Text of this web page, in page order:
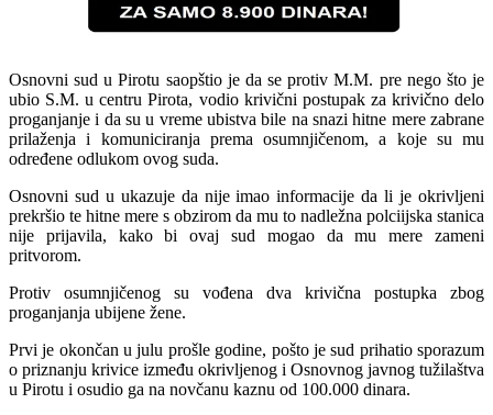
Osnovni sud u Pirotu saopštio je da se protiv M.M. pre nego što je
ubio S.M. u centru Pirota, vodio krivični postupak za krivično delo
proganjanje i da su u vreme ubistva bile na snazi hitne mere zabrane
prilaženja i komuniciranja prema osumnjičenom, a koje su mu
određene odlukom ovog suda.
Osnovni sud u ukazuje da nije imao informacije da li je okrivljeni
prekršio te hitne mere s obzirom da mu to nadležna polciijska stanica
nije prijavila, kako bi ovaj sud mogao da mu mere zameni
pritvorom.
Protiv osumnjičenog su vođena dva krivična postupka zbog
proganjanja ubijene žene.
Prvi je okončan u julu prošle godine, pošto je sud prihatio sporazum
o priznanju krivice između okrivljenog i Osnovnog javnog tužilaštva
u Pirotu i osudio ga na novčanu kaznu od 100.000 dinara.